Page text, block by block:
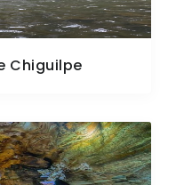
Chiguilpe